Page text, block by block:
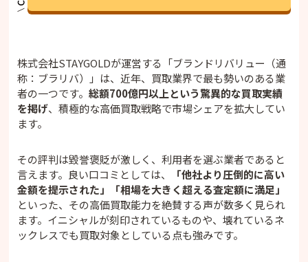
株式会社STAYGOLDが運営する「ブランドリバリュー（通
称：ブラリバ）」は、近年、買取業界で最も勢いのある業
者の一つです。総額700億円以上という驚異的な買取実績
を掲げ、積極的な高価買取戦略で市場シェアを拡大してい
ます。
その評判は毀誉褒貶が激しく、利用者を選ぶ業者であると
言えます。良い口コミとしては、
「他社より圧倒的に高い
金額を提示された」「相場を大きく超える査定額に満足」
といった、その高価買取能力を絶賛する声が数多く見られ
ます。イニシャルが刻印されているものや、壊れているネ
ックレスでも買取対象としている点も強みです。